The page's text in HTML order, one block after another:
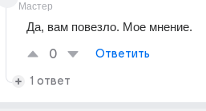
Мастер
Да, вам повезло. Мое мнение.
0 Ответить
1 ответ